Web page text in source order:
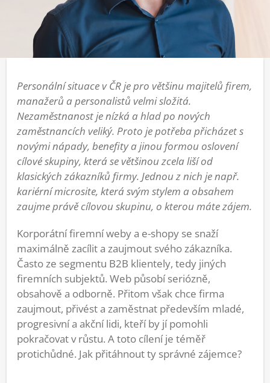
Personální situace v ČR je pro většinu majitelů firem,
manažerů a personalistů velmi složitá.
Nezaměstnanost je nízká a hlad po nových
zaměstnancích veliký. Proto je potřeba přicházet s
novými nápady, benefity a jinou formou oslovení
cílové skupiny, která se většinou zcela liší od
klasických zákazníků firmy. Jednou z nich je např.
kariérní microsite, která svým stylem a obsahem
zaujme právě cílovou skupinu, o kterou máte zájem.
Korporátní firemní weby a e-shopy se snaží
maximálně zacílit a zaujmout svého zákazníka.
Často ze segmentu B2B klientely, tedy jiných
firemních subjektů. Web působí seriózně,
obsahově a odborně. Přitom však chce firma
zaujmout, přivést a zaměstnat především mladé,
progresivní a akční lidi, kteří by jí pomohli
pokračovat v růstu. A toto cílení je téměř
protichůdné. Jak přitáhnout ty správné zájemce?